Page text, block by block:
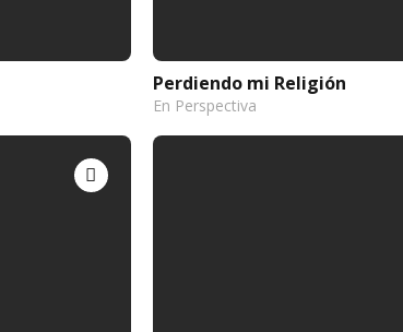
Perdiendo mi Religión
En Perspectiva